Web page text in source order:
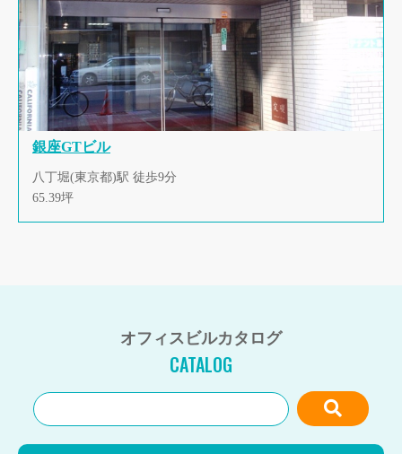
銀座GTビル
八丁堀(東京都)駅 徒歩9分
65.39坪
オフィスビルカタログ
CATALOG